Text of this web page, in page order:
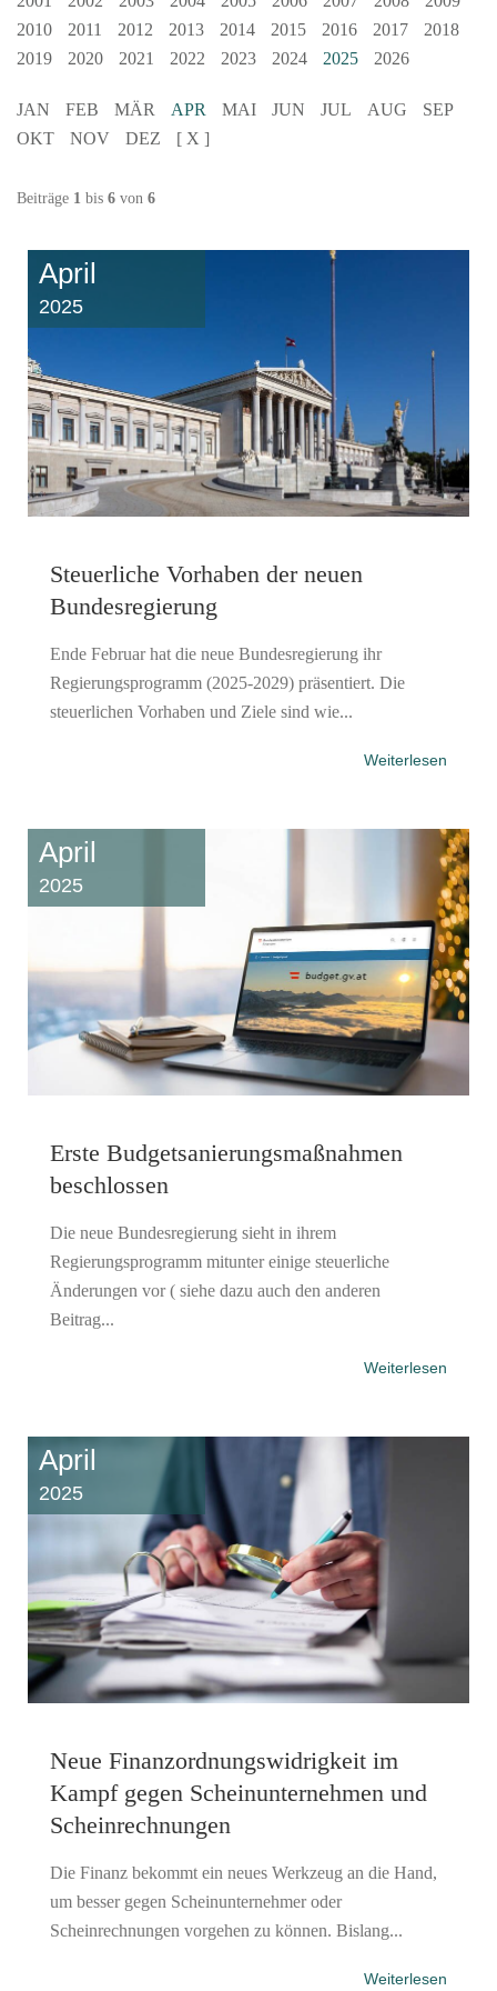
2010
2011 2012 2013 2014 2015 2016 2017
2018
2019
2020 2021 2022 2023 2024 2025 2026
JAN FEB MÄR APR MAI JUN JUL AUG
SEP
OKT
NOV DEZ [ X ]
Beiträge 1 bis 6 von 6
April
2025
Steuerliche Vorhaben der neuen
Bundesregierung
Ende Februar hat die neue Bundesregierung ihr
Regierungsprogramm (2025-2029) präsentiert. Die
steuerlichen Vorhaben und Ziele sind wie...
Weiterlesen
April
2025
Erste Budgetsanierungs­maßnahmen
beschlossen
Die neue Bundesregierung sieht in ihrem
Regierungsprogramm mitunter einige steuerliche
Änderungen vor ( siehe dazu auch den anderen
Beitrag...
Weiterlesen
April
2025
Neue Finanzordnungs­widrigkeit im
Kampf gegen Scheinunternehmen und
Scheinrechnungen
Die Finanz bekommt ein neues Werkzeug an die Hand,
um besser gegen Scheinunternehmer oder
Scheinrechnungen vorgehen zu können. Bislang...
Weiterlesen